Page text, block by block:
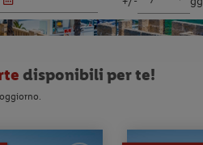
disponibili per te!